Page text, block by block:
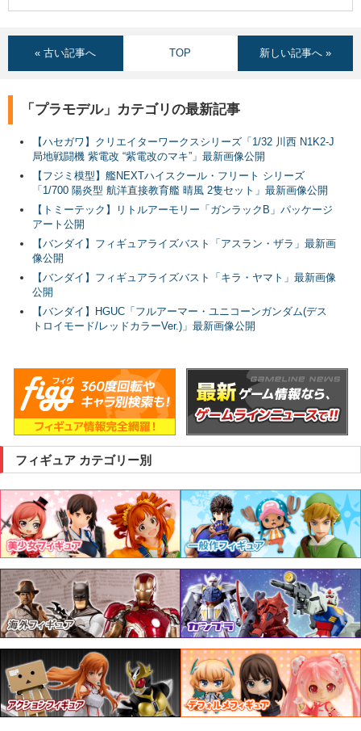
« 古い記事へ TOP 新しい記事へ »
「プラモデル」カテゴリの最新記事
【ハセガワ】クリエイターワークスシリーズ「1/32 川西 N1K2-J
局地戦闘機 紫電改 “紫電改のマキ”」最新画像公開
【フジミ模型】艦NEXTハイスクール・フリート シリーズ
「1/700 陽炎型 航洋直接教育艦 晴風 2隻セット」最新画像公開
【トミーテック】リトルアーモリー「ガンラックB」パッケージ
アート公開
【バンダイ】フィギュアライズバスト「アスラン・ザラ」最新画
像公開
【バンダイ】フィギュアライズバスト「キラ・ヤマト」最新画像
公開
【バンダイ】HGUC「フルアーマー・ユニコーンガンダム(デス
トロイモード/レッドカラーVer.)」最新画像公開
フィギュア カテゴリー別